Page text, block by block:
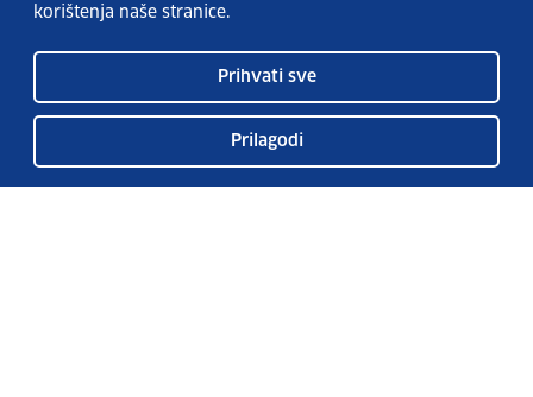
korištenja naše stranice.
Prilagodi
Prihvati sve